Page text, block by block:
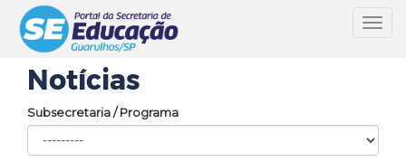
Notícias
Subsecretaria / Programa